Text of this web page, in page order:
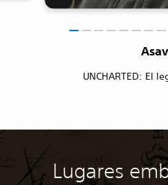
Asav
UNCHARTED: El
Lugares